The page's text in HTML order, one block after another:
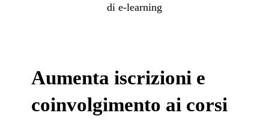
di e-learning
Aumenta iscrizioni e
coinvolgimento ai corsi